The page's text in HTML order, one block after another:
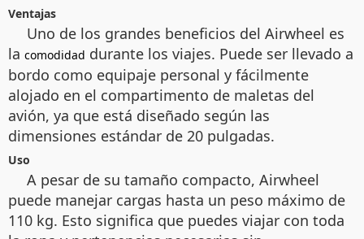
Ventajas
Uno de los grandes beneficios del Airwheel es
la comodidad durante los viajes. Puede ser llevado a
bordo como equipaje personal y fácilmente
alojado en el compartimento de maletas del
avión, ya que está diseñado según las
dimensiones estándar de 20 pulgadas.
Uso
A pesar de su tamaño compacto, Airwheel
puede manejar cargas hasta un peso máximo de
110 kg. Esto significa que puedes viajar con toda